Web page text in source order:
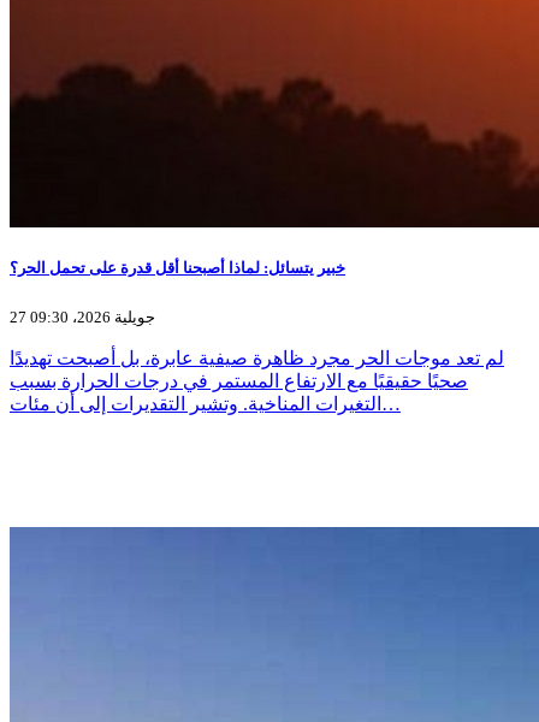
خبير يتسائل: لماذا أصبحنا أقل قدرة على تحمل الحر؟
27 جويلية 2026، 09:30
لم تعد موجات الحر مجرد ظاهرة صيفية عابرة، بل أصبحت تهديدًا
صحيًا حقيقيًا مع الارتفاع المستمر في درجات الحرارة بسبب
التغيرات المناخية. وتشير التقديرات إلى أن مئات…